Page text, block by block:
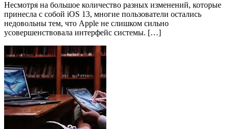
Несмотря на большое количество разных изменений, которые
принесла с собой iOS 13, многие пользователи остались
недовольны тем, что Apple не слишком сильно
усовершенствовала интерфейс системы. […]